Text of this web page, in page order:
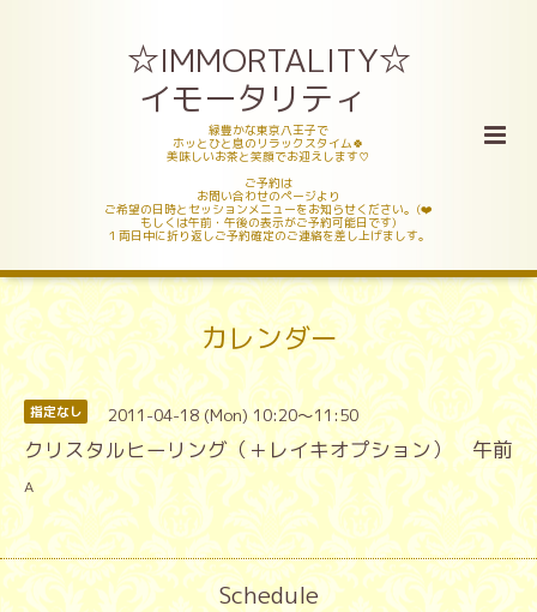
☆IMMORTALITY☆
イモータリティ
緑豊かな東京八王子で
ホッとひと息のリラックスタイム🍀
美味しいお茶と笑顔でお迎えします♡
ご予約は
お問い合わせのページより
ご希望の日時とセッションメニューをお知らせください。(❤️
もしくは午前・午後の表示がご予約可能日です)
１両日中に折り返しご予約確定のご連絡を差し上げましす。
カレンダー
指定なし 2011-04-18 (Mon) 10:20～11:50
クリスタルヒーリング（＋レイキオプション） 午前
A
Schedule